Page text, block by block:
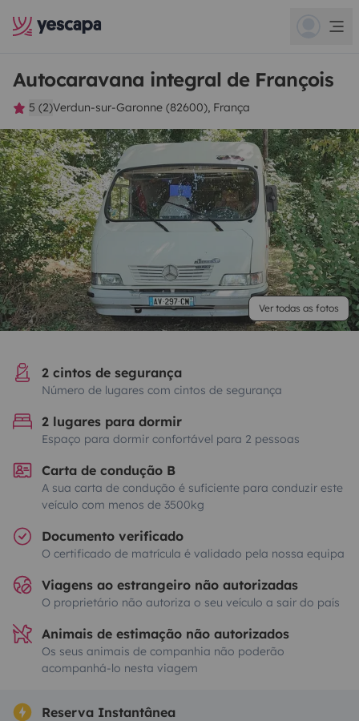
Autocaravana integral de François
5 (2)Verdun-sur-Garonne (82600), França
Ver todas as fotos
2 cintos de segurança
Número de lugares com cintos de segurança
2 lugares para dormir
Espaço para dormir confortável para 2 pessoas
Carta de condução B
A sua carta de condução é suficiente para conduzir este
veículo com menos de 3500kg
Documento verificado
O certificado de matrícula é validado pela nossa equipa
Viagens ao estrangeiro não autorizadas
O proprietário não autoriza o seu veículo a sair do país
Animais de estimação não autorizados
Os seus animais de companhia não poderão
acompanhá-lo nesta viagem
Reserva Instantânea